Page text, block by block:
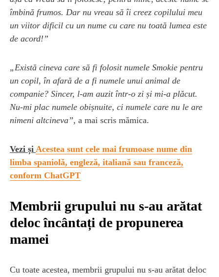
îmbină frumos. Dar nu vreau să îi creez copilului meu
un viitor dificil cu un nume cu care nu toată lumea este
de acord!”
„Există cineva care să fi folosit numele Smokie pentru
un copil, în afară de a fi numele unui animal de
companie? Sincer, l-am auzit într-o zi și mi-a plăcut.
Nu-mi plac numele obișnuite, ci numele care nu le are
nimeni altcineva”, a mai scris mămica.
Vezi și Acestea sunt cele mai frumoase nume din
limba spaniolă, engleză, italiană sau franceză,
conform ChatGPT
Membrii grupului nu s-au arătat
deloc încântați de propunerea
mamei
Cu toate acestea, membrii grupului nu s-au arătat deloc